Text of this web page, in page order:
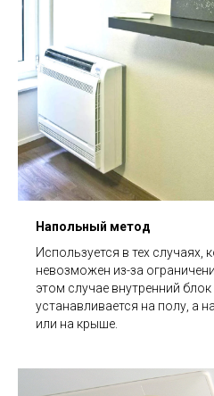
Напольный метод
Используется в тех случаях,
невозможен из-за
этом случае внутренний
устанавливается на полу, а
или на крыше.